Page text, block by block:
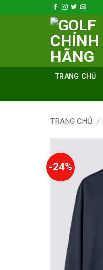
qua
TRANG CHỦ
TRANG CHỦ /
-24%